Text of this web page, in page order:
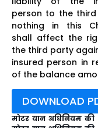
person to the
nothing in this
shall affect the
the third party
insured person in
of the balance
DOWNLOAD
मोटर यान अधिनियम की